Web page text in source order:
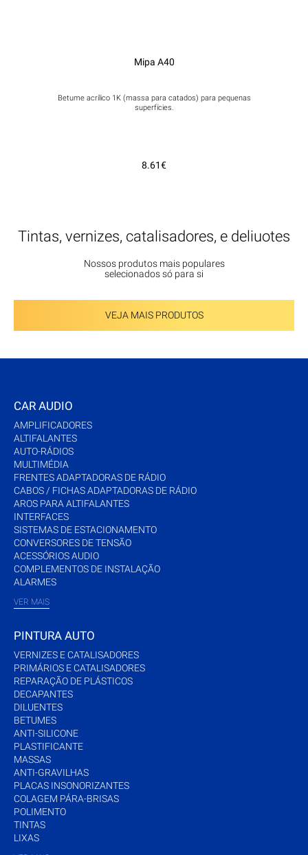
Mipa A40
Betume acrílico 1K (massa para catados) para pequenas
superfícies.
8.61€
Tintas, vernizes, catalisadores, e deliuotes
Nossos produtos mais populares
selecionados só para si
VEJA MAIS PRODUTOS
CAR AUDIO
AMPLIFICADORES
ALTIFALANTES
AUTO-RÁDIOS
MULTIMÉDIA
FRENTES ADAPTADORAS DE RÁDIO
CABOS / FICHAS ADAPTADORAS DE RÁDIO
AROS PARA ALTIFALANTES
INTERFACES
SISTEMAS DE ESTACIONAMENTO
CONVERSORES DE TENSÃO
ACESSÓRIOS AUDIO
COMPLEMENTOS DE INSTALAÇÃO
ALARMES
VER MAIS
PINTURA AUTO
VERNIZES E CATALISADORES
PRIMÁRIOS E CATALISADORES
REPARAÇÃO DE PLÁSTICOS
DECAPANTES
DILUENTES
BETUMES
ANTI-SILICONE
PLASTIFICANTE
MASSAS
ANTI-GRAVILHAS
PLACAS INSONORIZANTES
COLAGEM PÁRA-BRISAS
POLIMENTO
TINTAS
LIXAS